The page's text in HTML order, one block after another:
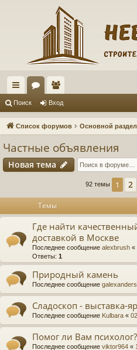
с
ы ум
ол
ьз
ел
Поиск Вход
Список форумов Основной раздел
Частные объявления
Новая тема
92 темы 1 2
Темы
Где найти
доставкой в Москве
Последнее сообщение alexbrush «
Ответы: 1
Природный камень
Последнее сообщение galexanders
Сладоскоп - выставка-
Последнее сообщение Kulbara «
Помог ли Вам
Последнее сообщение viktor964 «